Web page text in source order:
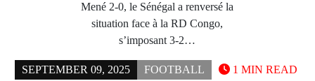
Mené 2-0, le Sénégal a renversé la
situation face à la RD Congo,
s’imposant 3-2…
SEPTEMBER 09, 2025
FOOTBALL
1 MIN READ